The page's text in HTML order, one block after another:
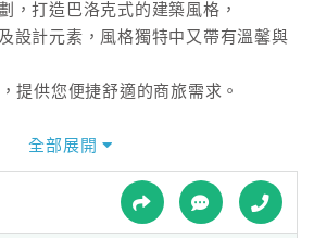
，打造巴洛克式的建築風格，
設計元素，風格獨特中又帶有溫馨與
提供您便捷舒適的商旅需求。
全部展開